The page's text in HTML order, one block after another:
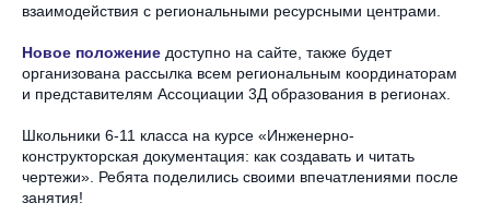
взаимодействия с региональными ресурсными центрами.
Новое положение доступно на сайте, также будет
организована рассылка всем региональным координаторам
и представителям Ассоциации 3Д образования в регионах.
Школьники 6-11 класса на курсе «Инженерно-
конструкторская документация: как создавать и читать
чертежи». Ребята поделились своими впечатлениями после
занятия!